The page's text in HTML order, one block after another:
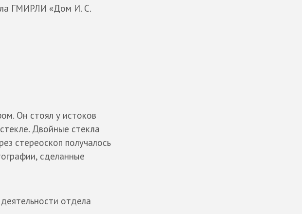
ГМИРЛИ «Дом И. С.
Он стоял у истоков
Двойные стекла
стереоскоп получалось
сделанные
отдела